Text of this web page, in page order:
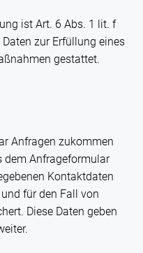
ist Art. 6 Abs. 1 lit. f
Daten zur Erfüllung eines
gestattet.
Anfragen zukommen
dem Anfrageformular
Kontaktdaten
für den Fall von
Diese Daten geben